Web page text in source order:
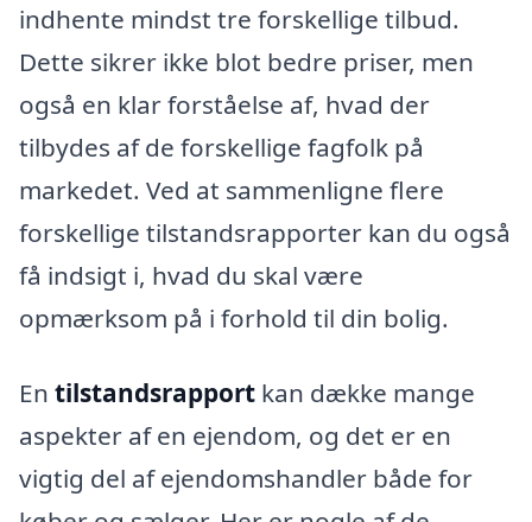
indhente mindst tre forskellige tilbud.
Dette sikrer ikke blot bedre priser, men
også en klar forståelse af, hvad der
tilbydes af de forskellige fagfolk på
markedet. Ved at sammenligne flere
forskellige tilstandsrapporter kan du også
få indsigt i, hvad du skal være
opmærksom på i forhold til din bolig.
En tilstandsrapport kan dække mange
aspekter af en ejendom, og det er en
vigtig del af ejendomshandler både for